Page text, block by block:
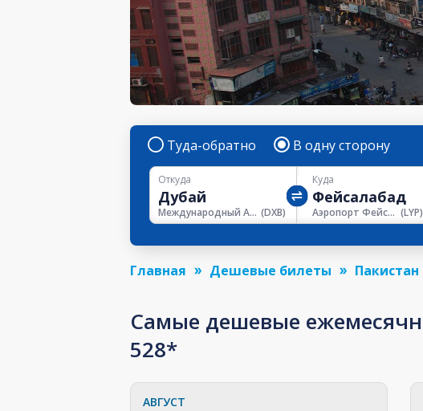
Туда-обратно В одну сторону
Откуда
Международный Аэропорт Дубая (DXB)
Куда
Аэропорт Фейсалабада (LYP)
Главная Дешевые билеты Пакистан
Самые дешевые
528*
АВГУСТ